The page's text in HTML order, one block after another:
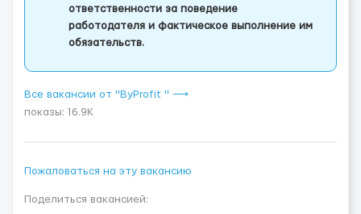
ответственности за поведение
работодателя и фактическое выполнение им
обязательств.
Все вакансии от "ByProfit " ⟶
показы: 16.9K
Пожаловаться на эту вакансию
Поделиться вакансией: